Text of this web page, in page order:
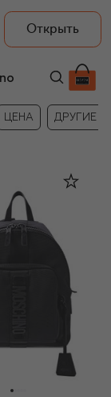
Открыть
ЦЕНА ДРУГИЕ